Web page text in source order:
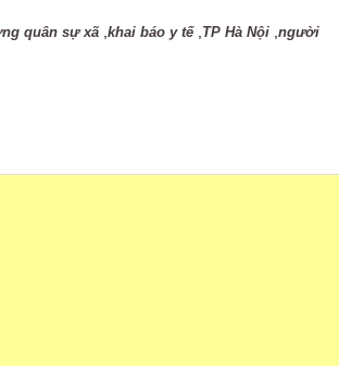
quân sự xã khai báo y tế, TP Hà Nội người